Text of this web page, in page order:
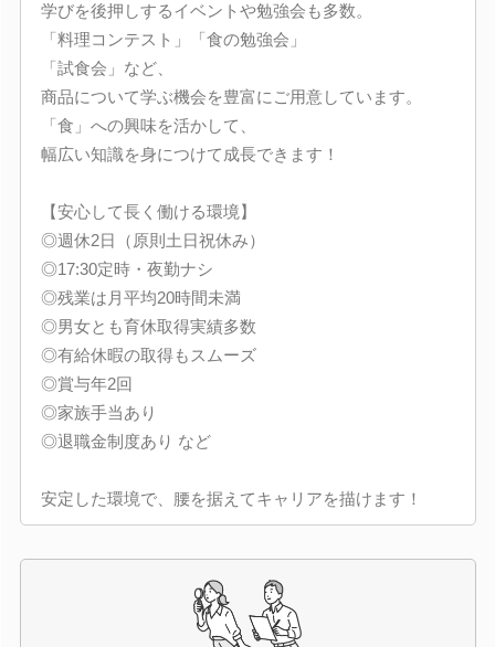
学びを後押しするイベントや勉強会も多数。
「料理コンテスト」「食の勉強会」
「試食会」など、
商品について学ぶ機会を豊富にご用意しています。
「食」への興味を活かして、
幅広い知識を身につけて成長できます！
【安心して長く働ける環境】
◎週休2日（原則土日祝休み）
◎17:30定時・夜勤ナシ
◎残業は月平均20時間未満
◎男女とも育休取得実績多数
◎有給休暇の取得もスムーズ
◎賞与年2回
◎家族手当あり
◎退職金制度あり など
安定した環境で、腰を据えてキャリアを描けます！